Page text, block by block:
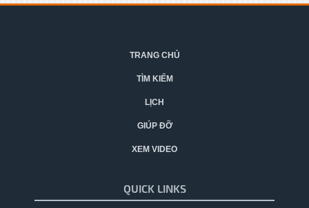
TRANG CHỦ
TÌM KIẾM
LỊCH
GIÚP ĐỠ
XEM VIDEO
QUICK LINKS